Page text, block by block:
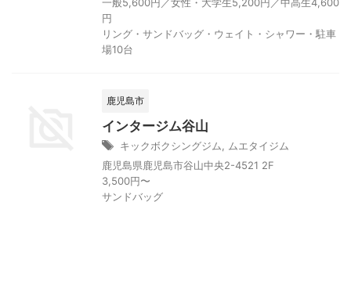
円
リング・サンドバッグ・ウェイト・シャワー・駐車
場10台
鹿児島市
インタージム谷山
キックボクシングジム
ムエタイジム
鹿児島県鹿児島市谷山中央2-4521 2F
3,500円〜
サンドバッグ